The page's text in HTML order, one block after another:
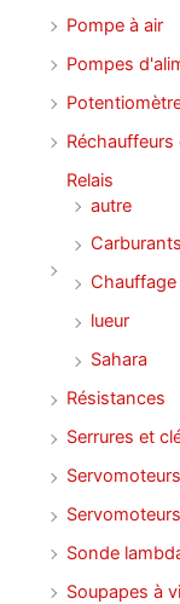
Pompe à air
Pompes
Réchauffeurs
Relais
autre
Carburants
lueur
Sahara
Résistances
Serrures et
Sonde
Soupapes à